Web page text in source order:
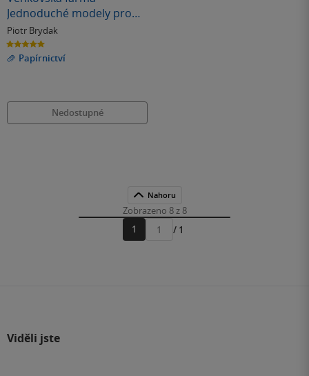
Jednoduché modely pro
děti
Piotr Brydak
5.0
z
5
hvězdiček
Papírnictví
Nedostupné
Nahoru
Zobrazeno 8 z 8
1
Přejít
/ 1
Viděli jste